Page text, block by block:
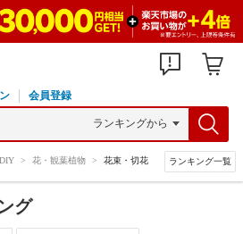
会員登録
> 花・観葉植物 > 花束・切花 ランキング一覧
グ